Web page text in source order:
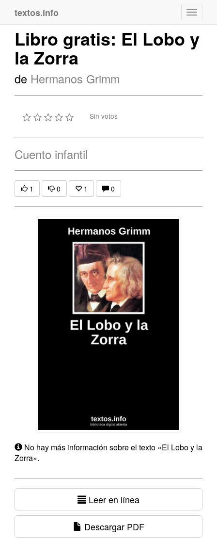
textos.info
Libro gratis: El Lobo y
la Zorra
de Hermanos Grimm
Sin votos
Cuento infantil
1 0 1 0
No hay más información sobre el texto «El Lobo y la
Zorra».
Leer en línea
Descargar PDF